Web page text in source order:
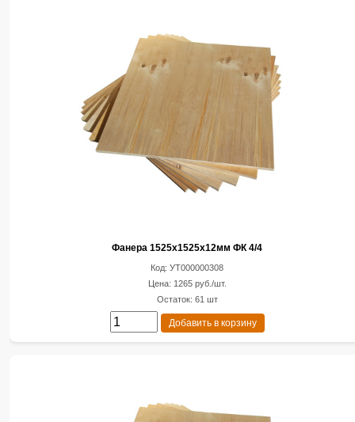
Фанера 1525х1525х12мм ФК 4/4
Код: УТ000000308
Цена: 1265 руб./шт.
Остаток: 61 шт
Добавить в корзину